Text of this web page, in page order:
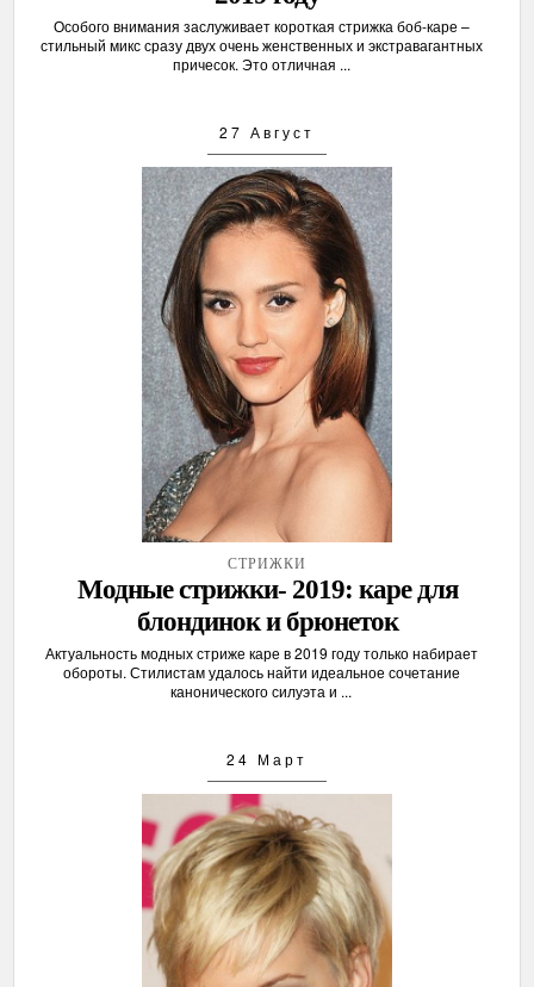
Особого внимания заслуживает короткая стрижка боб-каре –
стильный микс сразу двух очень женственных и экстравагантных
причесок. Это отличная ...
27 Август
СТРИЖКИ
Модные стрижки- 2019: каре для
блондинок и брюнеток
Актуальность модных стриже каре в 2019 году только набирает
обороты. Стилистам удалось найти идеальное сочетание
канонического силуэта и ...
24 Март